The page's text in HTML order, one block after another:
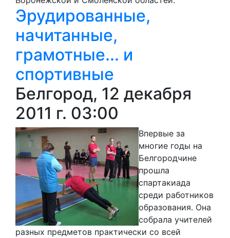
Эрудированные,
начитанные,
грамотные... и
спортивные
Белгород, 12 декабря
2011 г. 03:00
Впервые за
многие годы на
Белгородчине
прошла
спартакиада
среди работников
образования. Она
собрала учителей
разных предметов практически со всей